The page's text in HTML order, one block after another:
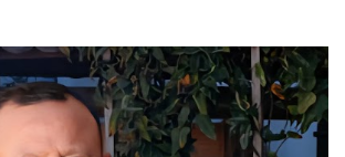
funcionarios —quienes administran o
efectuaron transacciones por un
entre enero de 2024 y junio de 2025.
se indica que en la comuna de Cauquenes se